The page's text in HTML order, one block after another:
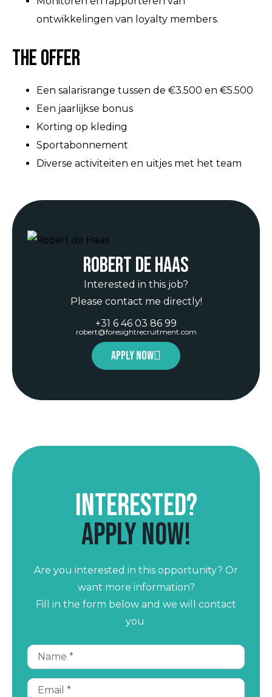
ontwikkelingen van loyalty members.
The Offer
Een salarisrange tussen de €3.500 en €5.500
Een jaarlijkse bonus
Korting op kleding
Sportabonnement
Diverse activiteiten en uitjes met het team
Robert de Haas
Interested in this job?
Please contact me directly!
+31 6 46 03 86 99
robert@foresightrecruitment.com
Apply now
Interested?
Apply now!
Are you interested in this opportunity? Or
want more information?
Fill in the form below and we will contact
you.